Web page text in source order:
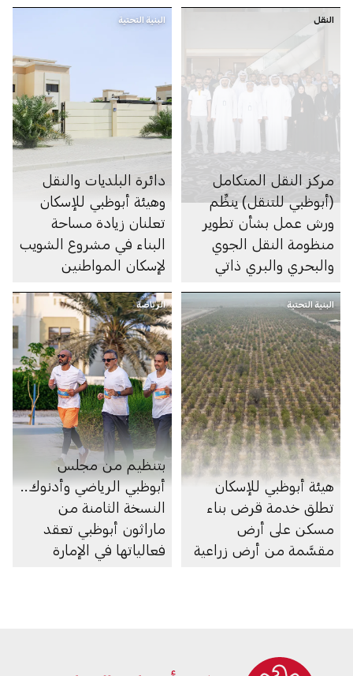
النقل
مركز النقل المتكامل
(أبوظبي للتنقل) ينظِّم
ورش عمل بشأن تطوير
منظومة النقل الجوي
والبحري والبري ذاتي
البنية التحتية
دائرة البلديات والنقل
وهيئة أبوظبي للإسكان
تعلنان زيادة مساحة
البناء في مشروع الشويب
لإسكان المواطنين
البنية التحتية
هيئة أبوظبي للإسكان
تطلق خدمة قرض بناء
مسكن على أرض
مقسَّمة من أرض زراعية
الرياضة
بتنظيم من مجلس
أبوظبي الرياضي وأدنوك..
النسخة الثامنة من
ماراثون أبوظبي تعقد
فعالياتها في الإمارة